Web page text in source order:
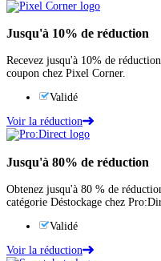
Jusqu'à 10% de réduction
Recevez jusqu'à 10% de
coupon chez Pixel Corner.
Validé
Voir la réduction
Jusqu'à 80% de réduction
Obtenez jusqu'à 80 % de
catégorie Déstockage chez
Validé
Voir la réduction